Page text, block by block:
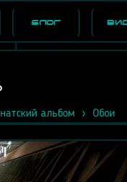
Блог
альбом Обои